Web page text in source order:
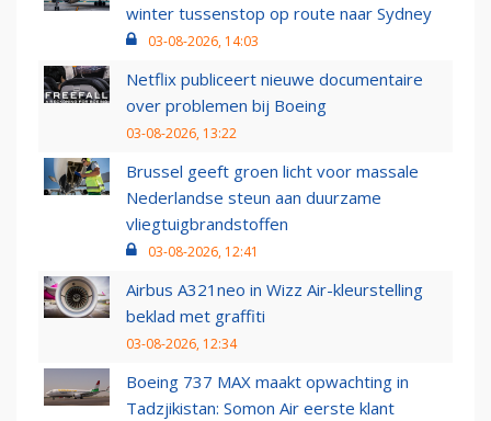
winter tussenstop op route naar Sydney
03-08-2026, 14:03
Netflix publiceert nieuwe documentaire
over problemen bij Boeing
03-08-2026, 13:22
Brussel geeft groen licht voor massale
Nederlandse steun aan duurzame
vliegtuigbrandstoffen
03-08-2026, 12:41
Airbus A321neo in Wizz Air-kleurstelling
beklad met graffiti
03-08-2026, 12:34
Boeing 737 MAX maakt opwachting in
Tadzjikistan: Somon Air eerste klant